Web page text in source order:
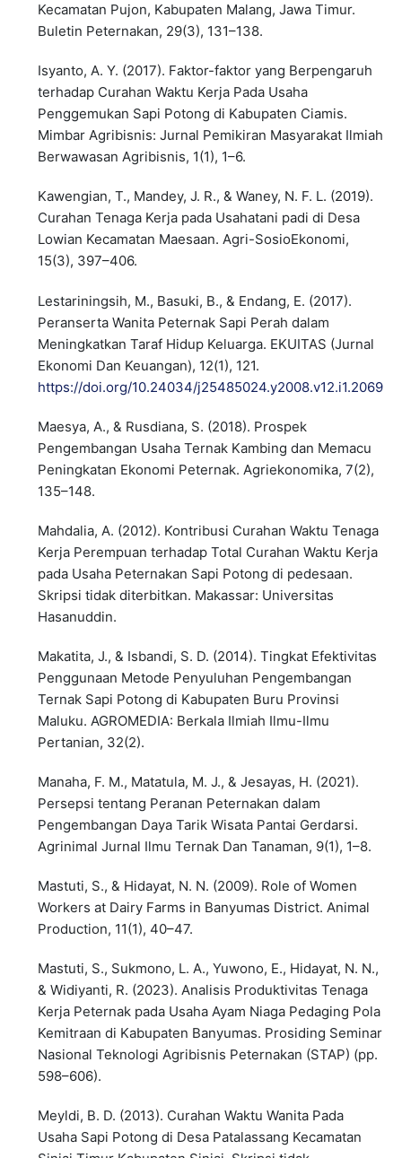
Kecamatan Pujon, Kabupaten Malang, Jawa Timur.
Buletin Peternakan, 29(3), 131–138.
Isyanto, A. Y. (2017). Faktor-faktor yang Berpengaruh
terhadap Curahan Waktu Kerja Pada Usaha
Penggemukan Sapi Potong di Kabupaten Ciamis.
Mimbar Agribisnis: Jurnal Pemikiran Masyarakat Ilmiah
Berwawasan Agribisnis, 1(1), 1–6.
Kawengian, T., Mandey, J. R., & Waney, N. F. L. (2019).
Curahan Tenaga Kerja pada Usahatani padi di Desa
Lowian Kecamatan Maesaan. Agri-SosioEkonomi,
15(3), 397–406.
Lestariningsih, M., Basuki, B., & Endang, E. (2017).
Peranserta Wanita Peternak Sapi Perah dalam
Meningkatkan Taraf Hidup Keluarga. EKUITAS (Jurnal
Ekonomi Dan Keuangan), 12(1), 121.
https://doi.org/10.24034/j25485024.y2008.v12.i1.2069
Maesya, A., & Rusdiana, S. (2018). Prospek
Pengembangan Usaha Ternak Kambing dan Memacu
Peningkatan Ekonomi Peternak. Agriekonomika, 7(2),
135–148.
Mahdalia, A. (2012). Kontribusi Curahan Waktu Tenaga
Kerja Perempuan terhadap Total Curahan Waktu Kerja
pada Usaha Peternakan Sapi Potong di pedesaan.
Skripsi tidak diterbitkan. Makassar: Universitas
Hasanuddin.
Makatita, J., & Isbandi, S. D. (2014). Tingkat Efektivitas
Penggunaan Metode Penyuluhan Pengembangan
Ternak Sapi Potong di Kabupaten Buru Provinsi
Maluku. AGROMEDIA: Berkala Ilmiah Ilmu-Ilmu
Pertanian, 32(2).
Manaha, F. M., Matatula, M. J., & Jesayas, H. (2021).
Persepsi tentang Peranan Peternakan dalam
Pengembangan Daya Tarik Wisata Pantai Gerdarsi.
Agrinimal Jurnal Ilmu Ternak Dan Tanaman, 9(1), 1–8.
Mastuti, S., & Hidayat, N. N. (2009). Role of Women
Workers at Dairy Farms in Banyumas District. Animal
Production, 11(1), 40–47.
Mastuti, S., Sukmono, L. A., Yuwono, E., Hidayat, N. N.,
& Widiyanti, R. (2023). Analisis Produktivitas Tenaga
Kerja Peternak pada Usaha Ayam Niaga Pedaging Pola
Kemitraan di Kabupaten Banyumas. Prosiding Seminar
Nasional Teknologi Agribisnis Peternakan (STAP) (pp.
598–606).
Meyldi, B. D. (2013). Curahan Waktu Wanita Pada
Usaha Sapi Potong di Desa Patalassang Kecamatan